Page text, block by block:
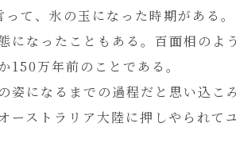
て、氷の玉になった時期がある
になったこともある。百面相の
150万年前のことである。
姿になるまでの過程だと思い込
ーストラリア大陸に押しやられて